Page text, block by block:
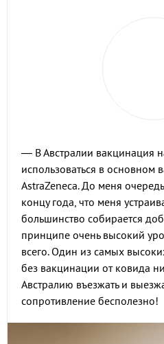
— В Австралии вакцинация
использоваться в основном
AstraZeneca. До меня
концу года, что меня
большинство собирается
принципе очень высокий
всего. Один из самых
без вакцинации от ковида
Австралию въезжать и
сопротивление бесполезно!